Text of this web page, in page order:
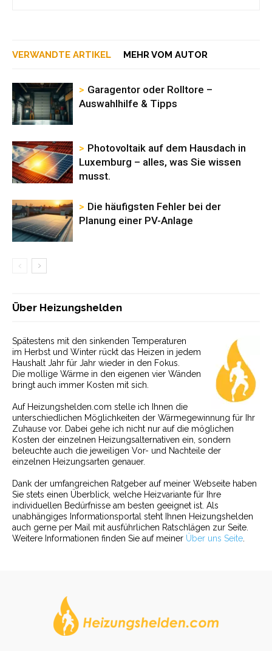
VERWANDTE ARTIKEL MEHR VOM AUTOR
Garagentor oder Rolltore –
Auswahlhilfe & Tipps
Photovoltaik auf dem Hausdach in
Luxemburg – alles, was Sie wissen
musst.
Die häufigsten Fehler bei der
Planung einer PV-Anlage
Über Heizungshelden
Spätestens mit den sinkenden Temperaturen
im Herbst und Winter rückt das Heizen in jedem
Haushalt Jahr für Jahr wieder in den Fokus.
Die mollige Wärme in den eigenen vier Wänden
bringt auch immer Kosten mit sich.
Auf Heizungshelden.com stelle ich Ihnen die
unterschiedlichen Möglichkeiten der Wärmegewinnung für Ihr
Zuhause vor. Dabei gehe ich nicht nur auf die möglichen
Kosten der einzelnen Heizungsalternativen ein, sondern
beleuchte auch die jeweiligen Vor- und Nachteile der
einzelnen Heizungsarten genauer.
Dank der umfangreichen Ratgeber auf meiner Webseite haben
Sie stets einen Überblick, welche Heizvariante für Ihre
individuellen Bedürfnisse am besten geeignet ist. Als
unabhängiges Informationsportal steht Ihnen Heizungshelden
auch gerne per Mail mit ausführlichen Ratschlägen zur Seite.
Weitere Informationen finden Sie auf meiner Über uns Seite